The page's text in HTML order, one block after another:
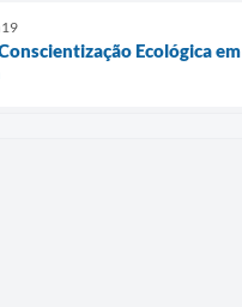
Ecológica em